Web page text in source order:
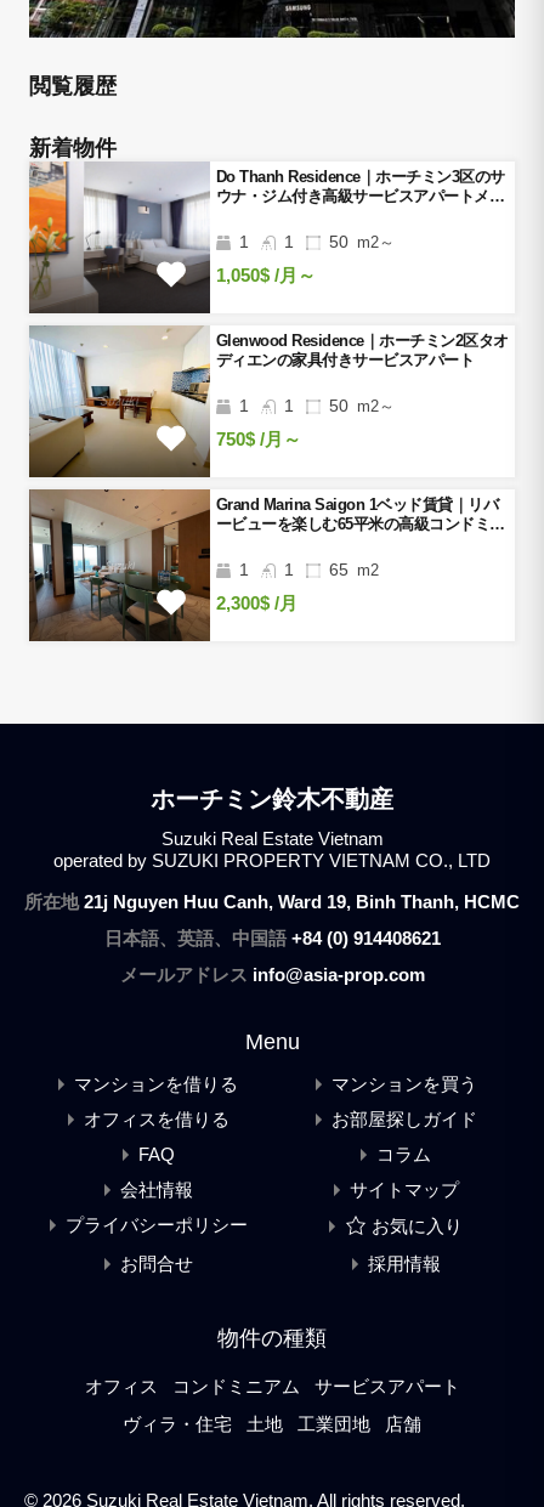
閲覧履歴
新着物件
Do Thanh Residence｜ホーチミン3区のサ
ウナ・ジム付き高級サービスアパートメン
1 1 50 m2～
1,050$ /月～
Glenwood Residence｜ホーチミン2区タオ
ディエンの家具付きサービスアパート
1 1 50 m2～
750$ /月～
Grand Marina Saigon 1ベッド賃貸｜リバ
ービューを楽しむ65平米の高級コンドミニ
1 1 65 m2
2,300$ /月
ホーチミン鈴木不動産
Suzuki Real Estate Vietnam
operated by SUZUKI PROPERTY VIETNAM CO., LTD
所在地21j Nguyen Huu Canh, Ward 19, Binh Thanh, HCMC
日本語、英語、中国語 +84 (0) 914408621
メールアドレス info@asia-prop.com
Menu
マンションを借りる
マンションを買う
オフィスを借りる
お部屋探しガイド
FAQ
コラム
会社情報
サイトマップ
プライバシーポリシー
お気に入り
お問合せ
採用情報
物件の種類
オフィス コンドミニアム
サービスアパート
ヴィラ・住宅
土地 工業団地 店舗
© 2026 Suzuki Real Estate Vietnam. All rights reserved.